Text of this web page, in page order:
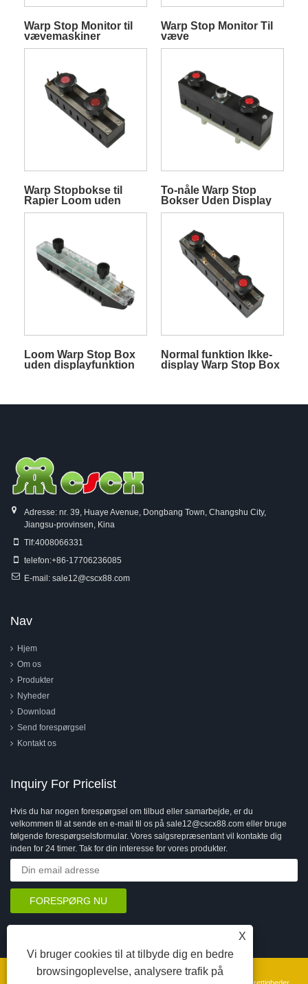
Warp Stop Monitor til
vævemaskiner
Warp Stop Monitor Til
væve
Warp Stopbokse til
Rapier Loom uden
displayfunktion
To-nåle Warp Stop
Bokser Uden Display
Funktion
Loom Warp Stop Box
uden displayfunktion
Normal funktion Ikke-
display Warp Stop Box
Adresse: nr. 39, Huaye Avenue, Dongbang Town, Changshu City,
Jiangsu-provinsen, Kina
Tlf:4008066331
telefon:+86-17706236085
E-mail: sale12@cscx88.com
Nav
Hjem
Om os
Produkter
Nyheder
Download
Send forespørgsel
Kontakt os
Inquiry For Pricelist
Hvis du har nogen forespørgsel om tilbud eller samarbejde, er du
velkommen til at sende en e-mail til os på sale12@cscx88.com eller bruge
følgende forespørgselsformular. Vores salgsrepræsentant vil kontakte dig
inden for 24 timer. Tak for din interesse for vores produkter.
X
Vi bruger cookies til at tilbyde dig en bedre
browsingoplevelse, analysere trafik på